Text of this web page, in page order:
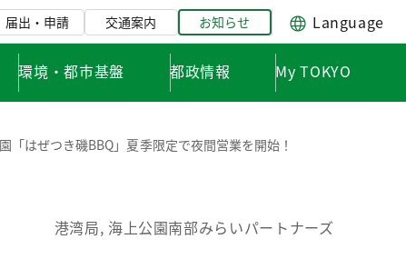
届出・申請 交通案内 お知らせ Language
環境・都市基盤 都政情報 My TOKYO
「はぜつき磯BBQ」夏季限定で夜間営業を開始！
港湾局, 海上公園南部みらいパートナーズ